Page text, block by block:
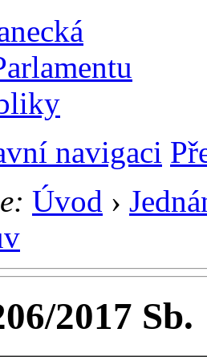
navigaci
Úvod ›
2017 Sb.